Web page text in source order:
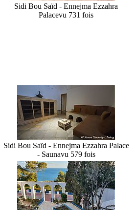
Sidi Bou Saïd - Ennejma Ezzahra
Palacevu 731 fois
Sidi Bou Saïd - Ennejma Ezzahra Palace
- Saunavu 579 fois